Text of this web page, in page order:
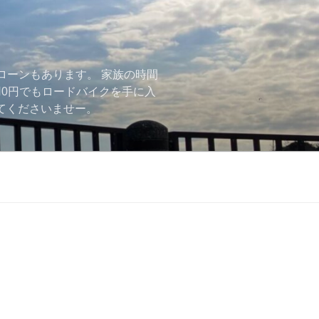
ーンもあります。 家族の時間
円でもロードバイクを手に入
ださいませー。